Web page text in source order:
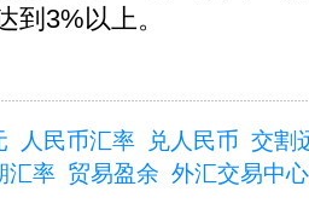
到3%以上。
人民币汇率 兑人民币 交割
汇率 贸易盈余 外汇交易中心